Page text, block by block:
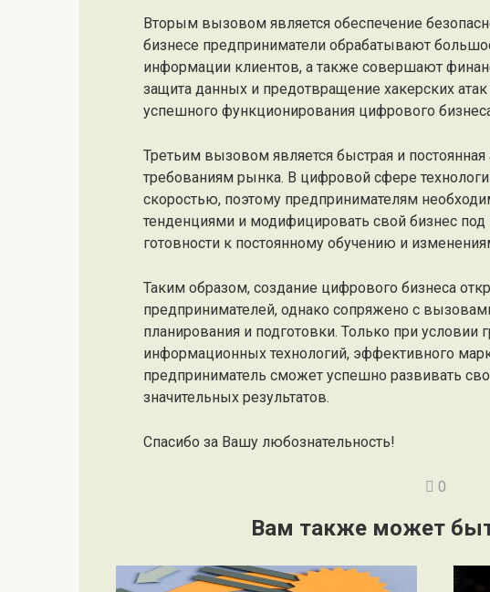
Вторым вызовом является обеспечение
бизнесе предприниматели обрабатывают
информации клиентов, а также совершают
защита данных и предотвращение хакерских
успешного функционирования цифрового
Третьим вызовом является быстрая и
требованиям рынка. В цифровой сфере
скоростью, поэтому предпринимателям
тенденциями и модифицировать свой бизнес под
готовности к постоянному обучению и
Таким образом, создание цифрового бизнеса
предпринимателей, однако сопряжено с
планирования и подготовки. Только при условии
информационных технологий, эффективного
предприниматель сможет успешно развивать
значительных результатов.
Спасибо за Вашу любознательность!
0
Вам также может